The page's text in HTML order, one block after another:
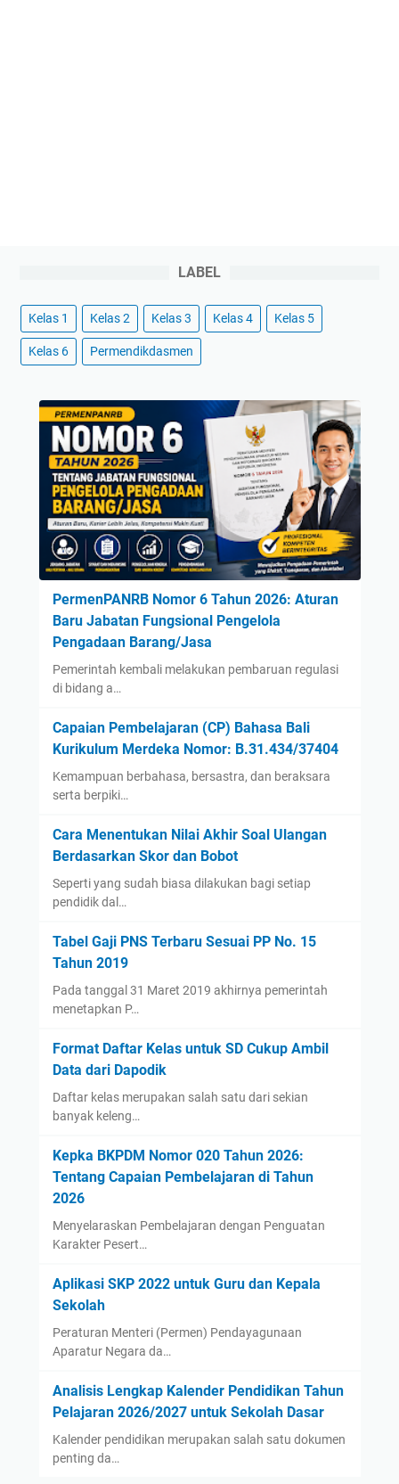
LABEL
Kelas 1 Kelas 2 Kelas 3 Kelas 4 Kelas 5
Kelas 6 Permendikdasmen
PermenPANRB Nomor 6 Tahun 2026: Aturan
Baru Jabatan Fungsional Pengelola
Pengadaan Barang/Jasa
Pemerintah kembali melakukan pembaruan regulasi
di bidang a…
Capaian Pembelajaran (CP) Bahasa Bali
Kurikulum Merdeka Nomor: B.31.434/37404
Kemampuan berbahasa, bersastra, dan beraksara
serta berpiki…
Cara Menentukan Nilai Akhir Soal Ulangan
Berdasarkan Skor dan Bobot
Seperti yang sudah biasa dilakukan bagi setiap
pendidik dal…
Tabel Gaji PNS Terbaru Sesuai PP No. 15
Tahun 2019
Pada tanggal 31 Maret 2019 akhirnya pemerintah
menetapkan P…
Format Daftar Kelas untuk SD Cukup Ambil
Data dari Dapodik
Daftar kelas merupakan salah satu dari sekian
banyak keleng…
Kepka BKPDM Nomor 020 Tahun 2026:
Tentang Capaian Pembelajaran di Tahun
2026
Menyelaraskan Pembelajaran dengan Penguatan
Karakter Pesert…
Aplikasi SKP 2022 untuk Guru dan Kepala
Sekolah
Peraturan Menteri (Permen) Pendayagunaan
Aparatur Negara da…
Analisis Lengkap Kalender Pendidikan Tahun
Pelajaran 2026/2027 untuk Sekolah Dasar
Kalender pendidikan merupakan salah satu dokumen
penting da…